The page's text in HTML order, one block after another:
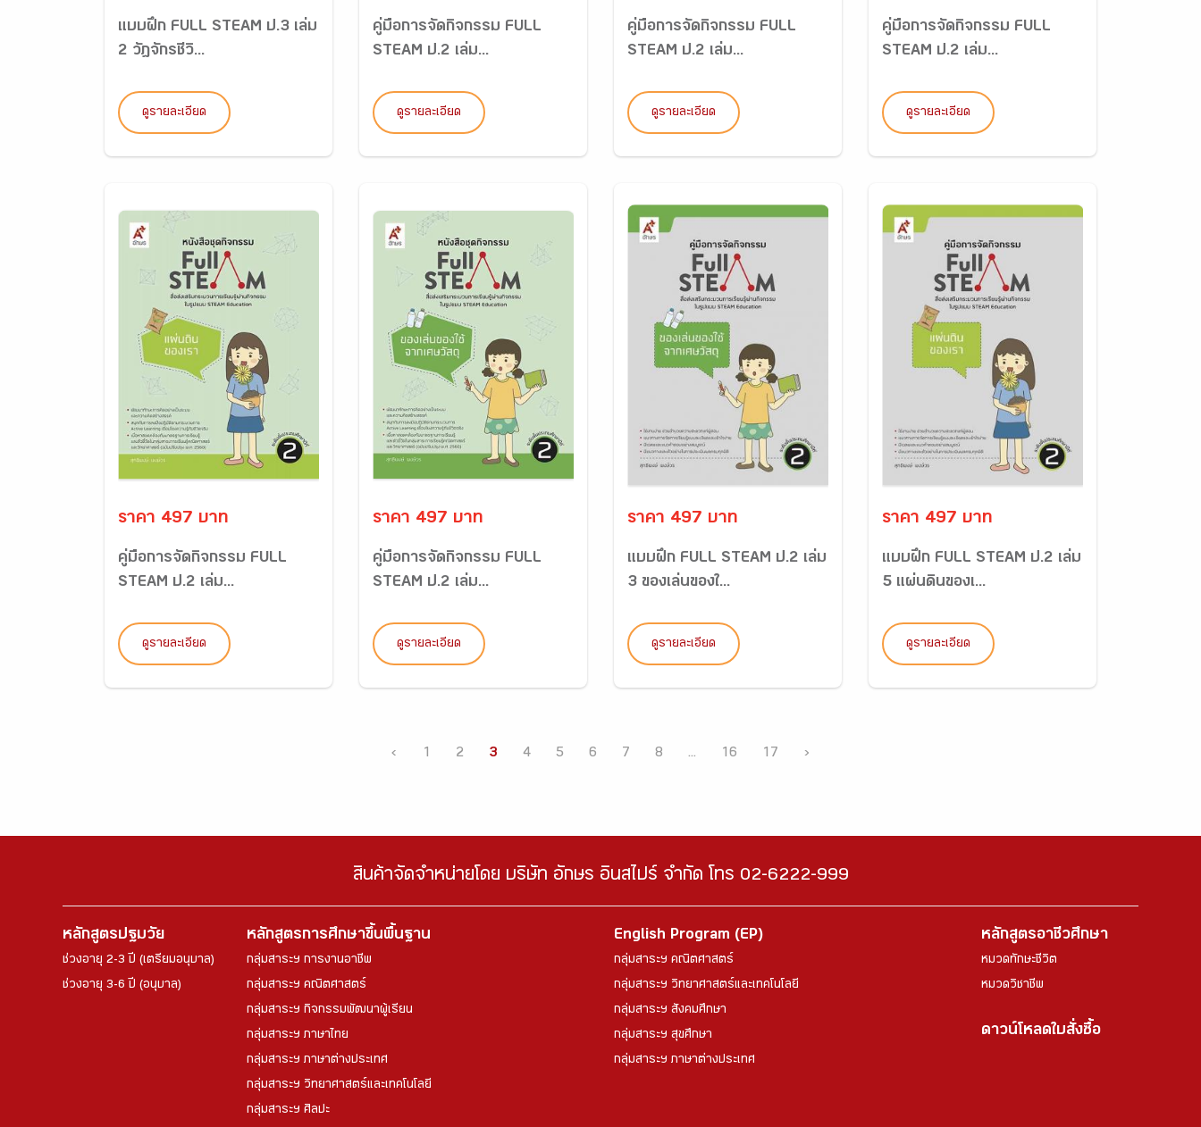
แบบฝึก FULL STEAM ป.3 เล่ม
2 วัฎจักรชีวิ...
ดูรายละเอียด
คู่มือการจัดกิจกรรม FULL
STEAM ป.2 เล่ม...
ดูรายละเอียด
คู่มือการจัดกิจกรรม FULL
STEAM ป.2 เล่ม...
ดูรายละเอียด
คู่มือการจัดกิจกรรม FULL
STEAM ป.2 เล่ม...
ดูรายละเอียด
ราคา 497 บาท
คู่มือการจัดกิจกรรม FULL
STEAM ป.2 เล่ม...
ดูรายละเอียด
ราคา 497 บาท
คู่มือการจัดกิจกรรม FULL
STEAM ป.2 เล่ม...
ดูรายละเอียด
ราคา 497 บาท
แบบฝึก FULL STEAM ป.2 เล่ม
3 ของเล่นของใ...
ดูรายละเอียด
ราคา 497 บาท
แบบฝึก FULL STEAM ป.2 เล่ม
5 แผ่นดินของเ...
ดูรายละเอียด
‹ 1 2 3 4 5 6 7 8 ... 16 17 ›
สินค้าจัดจำหน่ายโดย บริษัท อักษร อินสไปร์ จำกัด โทร 02-6222-999
หลักสูตรปฐมวัย
ช่วงอายุ 2-3 ปี (เตรียมอนุบาล)
ช่วงอายุ 3-6 ปี (อนุบาล)
หลักสูตรการศึกษาขึ้นพื้นฐาน
กลุ่มสาระฯ การงานอาชีพ
กลุ่มสาระฯ คณิตศาสตร์
กลุ่มสาระฯ กิจกรรมพัฒนาผู้เรียน
กลุ่มสาระฯ ภาษาไทย
กลุ่มสาระฯ ภาษาต่างประเทศ
กลุ่มสาระฯ วิทยาศาสตร์และเทคโนโลยี
กลุ่มสาระฯ ศิลปะ
English Program (EP)
กลุ่มสาระฯ คณิตศาสตร์
กลุ่มสาระฯ วิทยาศาสตร์และเทคโนโลยี
กลุ่มสาระฯ สังคมศึกษา
กลุ่มสาระฯ สุขศึกษา
กลุ่มสาระฯ ภาษาต่างประเทศ
หลักสูตรอาชีวศึกษา
หมวดทักษะชีวิต
หมวดวิชาชีพ
ดาวน์โหลดใบสั่งซื้อ